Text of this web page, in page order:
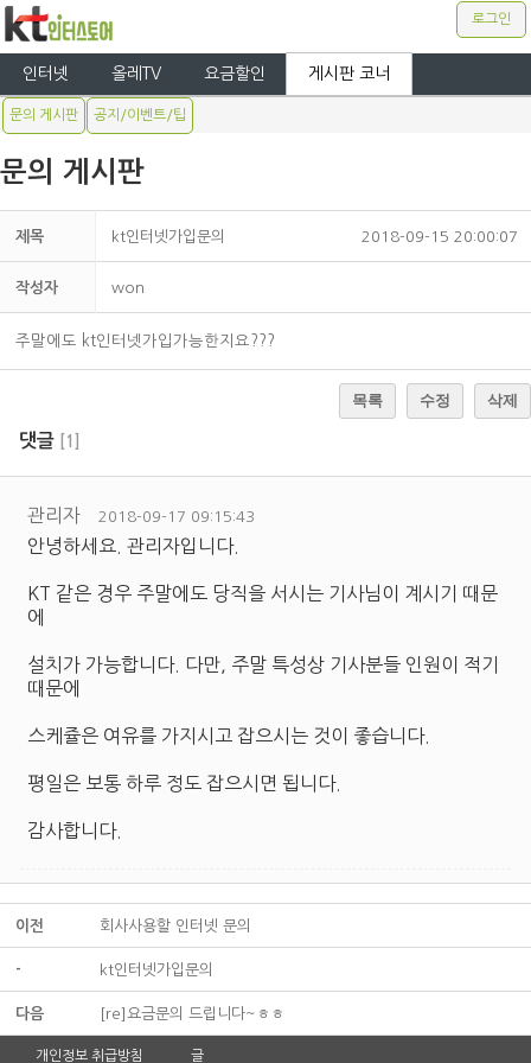
로그인
인터넷 올레TV 요금할인 게시판 코너
문의 게시판 공지/이벤트/팁
문의 게시판
제목 kt인터넷가입문의 2018-09-15 20:00:07
작성자 won
주말에도 kt인터넷가입가능한지요???
목록 수정 삭제
댓글 1
관리자 2018-09-17 09:15:43
안녕하세요. 관리자입니다.
KT 같은 경우 주말에도 당직을 서시는 기사님이 계시기 때문
에
설치가 가능합니다. 다만, 주말 특성상 기사분들 인원이 적기
때문에
스케쥴은 여유를 가지시고 잡으시는 것이 좋습니다.
평일은 보통 하루 정도 잡으시면 됩니다.
감사합니다.
이전 회사사용할 인터넷 문의
- kt인터넷가입문의
다음 [re]요금문의 드립니다~ㅎㅎ
개인정보 취급방침 글